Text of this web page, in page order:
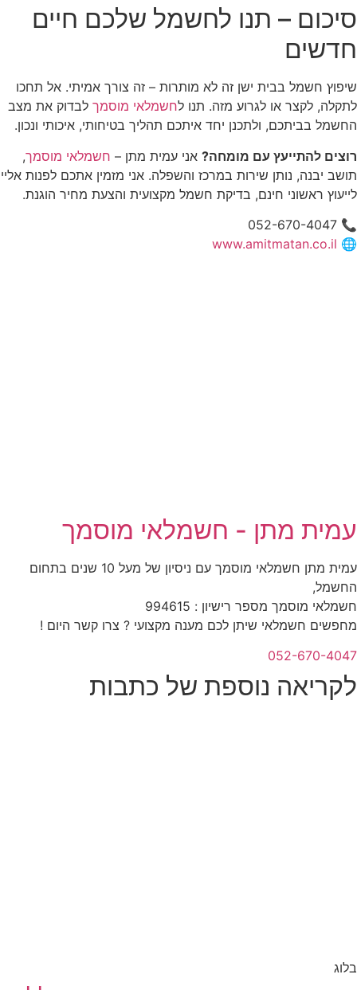
סיכום – תנו לחשמל שלכם חיים
חדשים
שיפוץ חשמל בבית ישן זה לא מותרות – זה צורך אמיתי. אל תחכו
לתקלה, לקצר או לגרוע מזה. תנו לחשמלאי מוסמך לבדוק את מצב
החשמל בביתכם, ולתכנן יחד איתכם תהליך בטיחותי, איכותי ונכון.
רוצים להתייעץ עם מומחה? אני עמית מתן – חשמלאי מוסמך,
תושב יבנה, נותן שירות במרכז והשפלה. אני מזמין אתכם לפנות אליי
לייעוץ ראשוני חינם, בדיקת חשמל מקצועית והצעת מחיר הוגנת.
📞 052-670-4047
🌐
www.amitmatan.co.il
עמית מתן - חשמלאי מוסמך
עמית מתן חשמלאי מוסמך עם ניסיון של מעל 10 שנים בתחום
החשמל,
חשמלאי מוסמך מספר רישיון : 994615
מחפשים חשמלאי שיתן לכם מענה מקצועי ? צרו קשר היום !
052-670-4047
לקריאה נוספת של כתבות
בלוג